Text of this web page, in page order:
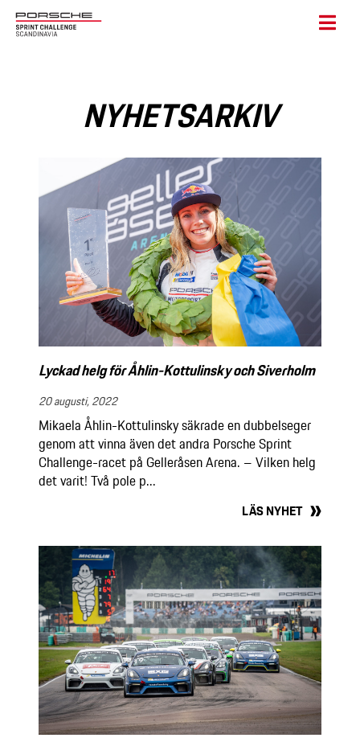
NYHETSARKIV
Lyckad helg för Åhlin-Kottulinsky och Siverholm
20 augusti, 2022
Mikaela Åhlin-Kottulinsky säkrade en dubbelseger
genom att vinna även det andra Porsche Sprint
Challenge-racet på Gelleråsen Arena. – Vilken helg
det varit! Två pole p...
LÄS NYHET